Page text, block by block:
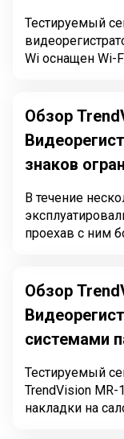
Тестируемый
Wi оснащен Wi-
Обзор
знаков
В течение
проехав с ним
Обзор
системами
Тестируемый
TrendVision
накладки на